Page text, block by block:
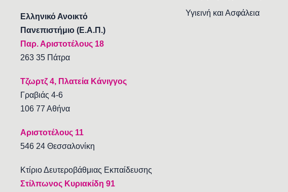
Ελληνικό Ανοικτό
Πανεπιστήμιο (Ε.Α.Π.)
Παρ. Αριστοτέλους 18
263 35 Πάτρα
Τζωρτζ 4, Πλατεία Κάνιγγος
Γραβιάς 4-6
106 77 Αθήνα
Αριστοτέλους 11
546 24 Θεσσαλονίκη
Κτίριο Δευτεροβάθμιας Εκπαίδευσης
Στίλπωνος Κυριακίδη 91
Υγιεινή και Ασφάλεια